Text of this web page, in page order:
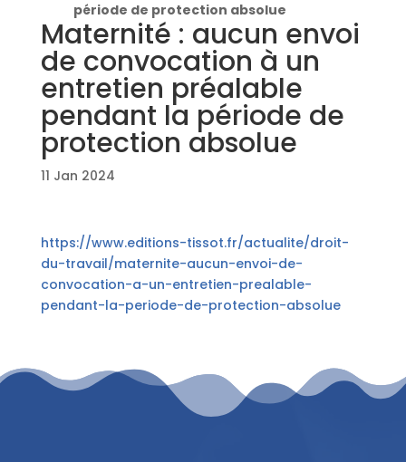
période de protection absolue
Maternité : aucun envoi
de convocation à un
entretien préalable
pendant la période de
protection absolue
11 Jan 2024
https://www.editions-tissot.fr/actualite/droit-
du-travail/maternite-aucun-envoi-de-
convocation-a-un-entretien-prealable-
pendant-la-periode-de-protection-absolue